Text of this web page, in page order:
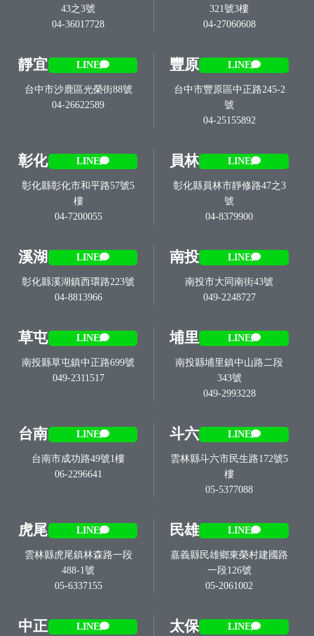
43之3號
04-36017728
321號3樓
04-27060608
靜宜 LINE
台中市沙鹿區光榮街88號
04-26622589
豐原 LINE
台中市豐原區中正路245-2
號
04-25155892
彰化 LINE
彰化縣彰化市和平路57號5
樓
04-7200055
員林 LINE
彰化縣員林市靜修路47之3
號
04-8379900
溪湖 LINE
彰化縣溪湖鎮西環路223號
04-8813966
南投 LINE
南投市大同南街43號
049-2248727
草屯 LINE
南投縣草屯鎮中正路699號
049-2311517
埔里 LINE
南投縣埔里鎮中山路二段
343號
049-2993228
台南 LINE
台南市成功路49號1樓
06-2296641
斗六 LINE
雲林縣斗六市民生路172號5
樓
05-5377088
虎尾 LINE
雲林縣虎尾鎮林森路一段
488-1號
05-6337155
民雄 LINE
嘉義縣民雄鄉東榮村建國路
一段126號
05-2061002
中正 LINE 太保 LINE